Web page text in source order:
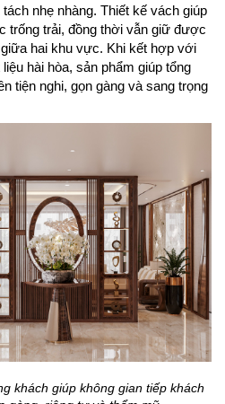
nhẹ nhàng. Thiết kế vách giúp
trống trải, đồng thời vẫn giữ được
hai khu vực. Khi kết hợp với
hài hòa, sản phẩm giúp tổng
tiện nghi, gọn gàng và sang trọng
khách giúp không gian tiếp khách